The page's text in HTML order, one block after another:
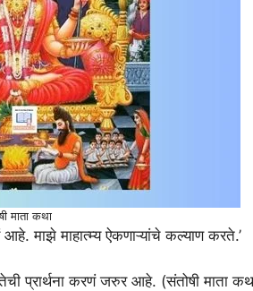
माता कथा
आहे. माझे माहात्म्य ऐकणाऱ्यांचे कल्याण करते.’
प्रार्थना करणं जरुर आहे. (संतोषी माता